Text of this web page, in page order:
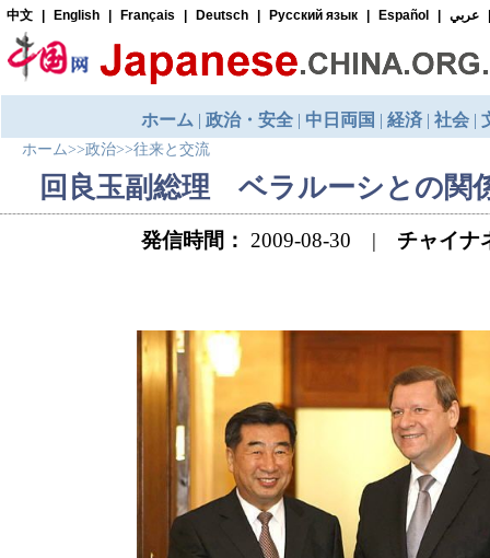
ホーム>>政治>>往来と交流
回良玉副総理 ベラルーシとの関
発信時間： 2009-08-30 | チャイナ